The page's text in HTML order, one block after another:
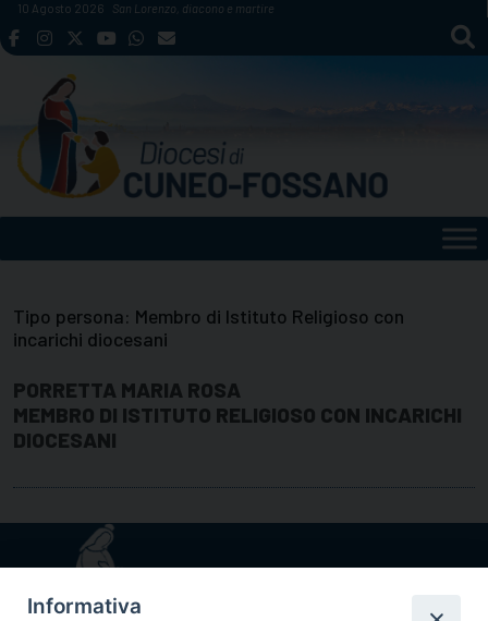
Skip
to
10 Agosto 2026 San Lorenzo, diacono e martire
Tipo persona: Membro di Istituto Religioso con
incarichi diocesani
PORRETTA MARIA ROSA
MEMBRO DI ISTITUTO RELIGIOSO CON INCARICHI
DIOCESANI
Informativa